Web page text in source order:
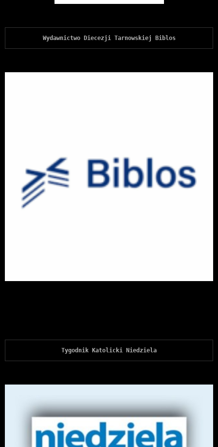
Wydawnictwo Diecezji Tarnowskiej Biblos
Tygodnik Katolicki Niedziela